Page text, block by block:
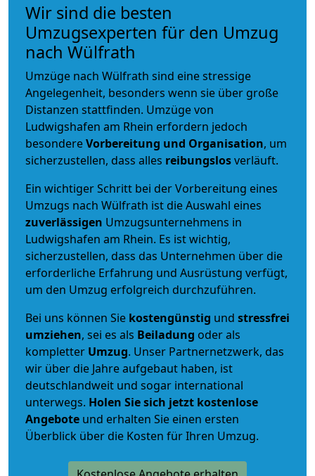
Wir sind die besten
Umzugsexperten für den Umzug
nach Wülfrath
Umzüge nach Wülfrath sind eine stressige
Angelegenheit, besonders wenn sie über große
Distanzen stattfinden. Umzüge von
Ludwigshafen am Rhein erfordern jedoch
besondereVorbereitung und Organisation, um
sicherzustellen, dass alles reibungslosverläuft.
Ein wichtiger Schritt bei der Vorbereitung eines
Umzugs nach Wülfrath ist die Auswahl eines
zuverlässigen Umzugsunternehmens in
Ludwigshafen am Rhein. Es ist wichtig,
sicherzustellen, dass das Unternehmen über die
erforderliche Erfahrung und Ausrüstung verfügt,
um den Umzug erfolgreich durchzuführen.
Bei uns können Sie kostengünstig und stressfrei
umziehen, sei es als Beiladung oder als
kompletter Umzug. Unser Partnernetzwerk, das
wir über die Jahre aufgebaut haben, ist
deutschlandweit und sogar international
unterwegs. Holen Sie sich jetzt kostenlose
Angebote und erhalten Sie einen ersten
Überblick über die Kosten für Ihren Umzug.